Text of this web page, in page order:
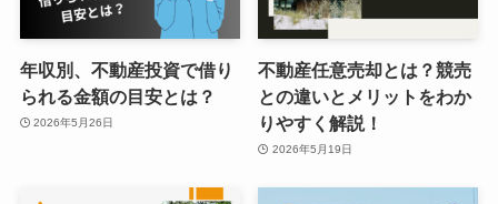
年収別、不動産投資で借り
られる金額の目安とは？
2026年5月26日
不動産任意売却とは？競売
との違いとメリットをわか
りやすく解説！
2026年5月19日